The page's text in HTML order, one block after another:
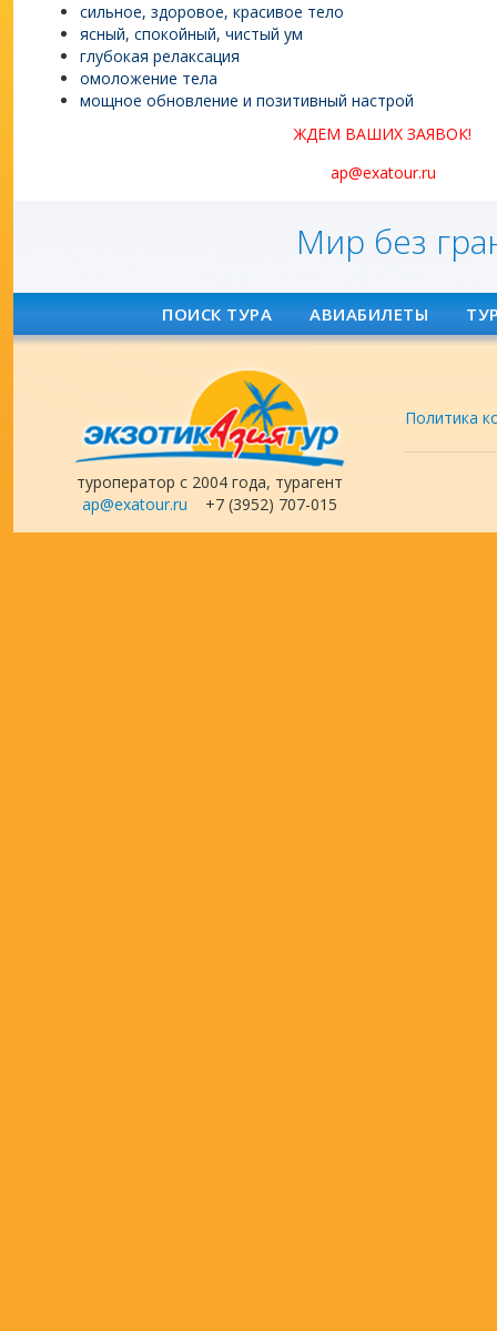
сильное, здоровое, красивое тело
ясный, спокойный, чистый ум
глубокая релаксация
омоложение тела
мощное обновление и позитивный настрой
ЖДЕМ ВАШИХ ЗАЯВОК!
ap@exatour.ru
Мир без
ПОИСК ТУРА АВИАБИЛЕТЫ
туроператор с 2004 года, турагент
ap@exatour.ru +7 (3952) 707-015
Политика